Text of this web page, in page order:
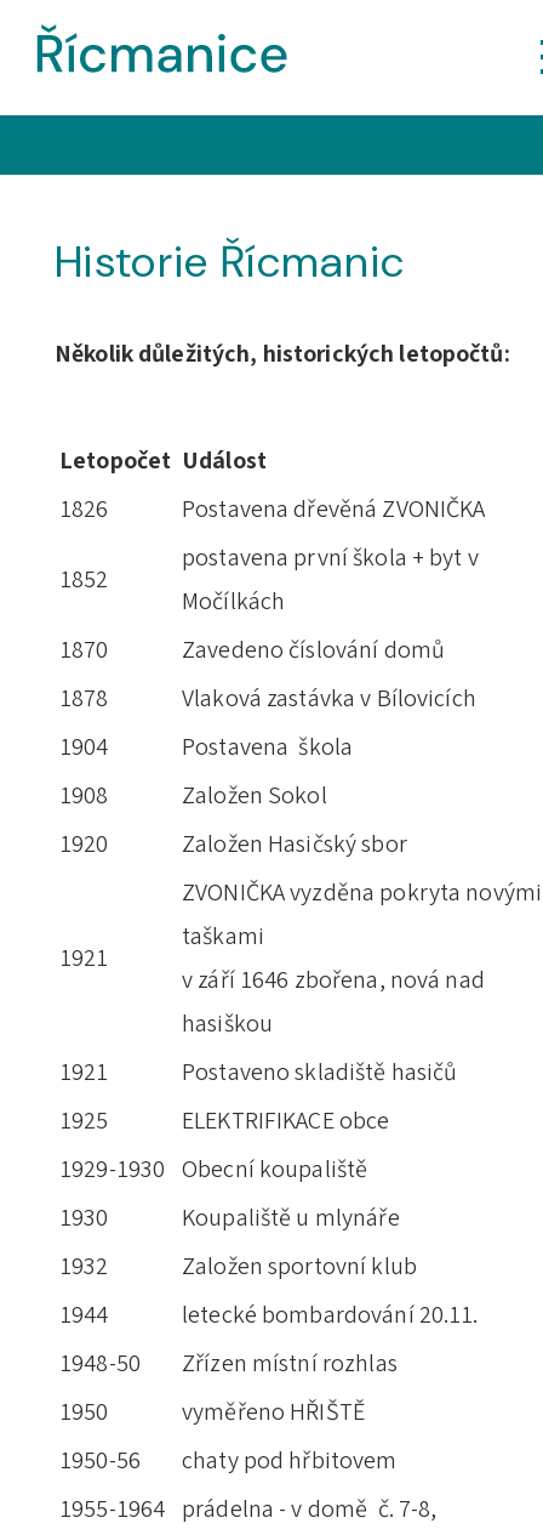
Historie Řícmanic
Několik důležitých, historických letopočtů:
Letopočet Událost
1826
Postavena dřevěná ZVONIČKA
1852
postavena první škola + byt v
Močílkách
1870
Zavedeno číslování domů
1878
Vlaková zastávka v Bílovicích
1904
Postavena škola
1908
Založen Sokol
1920
Založen Hasičský sbor
1921
ZVONIČKA vyzděna pokryta novými
taškami
v září 1646 zbořena, nová nad
hasiškou
1921
Postaveno skladiště hasičů
1925
ELEKTRIFIKACE obce
1929-1930 Obecní koupaliště
1930
Koupaliště u mlynáře
1932
Založen sportovní klub
1944
letecké bombardování 20.11.
1948-50
Zřízen místní rozhlas
1950
vyměřeno HŘIŠTĚ
1950-56
chaty pod hřbitovem
1955-1964 prádelna - v domě č. 7-8,